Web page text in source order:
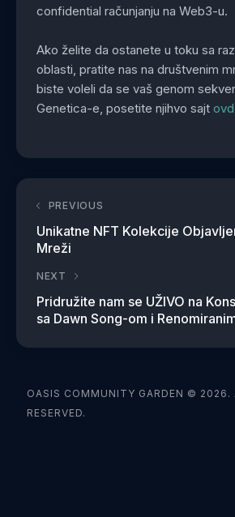
confidential računjanju na Web3-u.
Ako želite da ostanete u toku sa
oblasti, pratite nas na društvenim
biste voleli da se vaš genom
Genetica-e, posetite njihvo sajt
PREVIOUS
Unikatne NFT Kolekcije
Mreži
NEXT
Pridružite nam se UŽIVO na
sa Dawn Song-om i
OASIS COMMUNITY GARDEN © 2026.
RESERVED.